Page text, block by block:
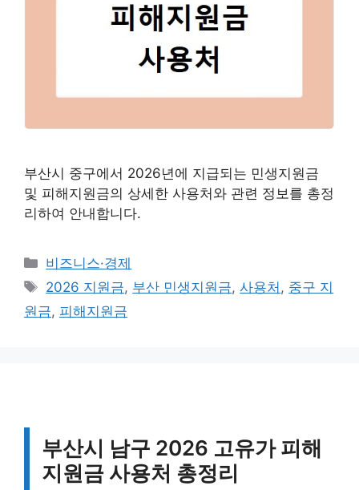
부산시 중구에서 2026년에 지급되는 민생지원금
및 피해지원금의 상세한 사용처와 관련 정보를 총정
리하여 안내합니다.
카
테
리
비즈니스·경제
태
그
2026 지원금, 부산 민생지원금,사용처 , 중구 지
원금, 피해지원금
부산시 남구 2026 고유가 피해
지원금 사용처 총정리